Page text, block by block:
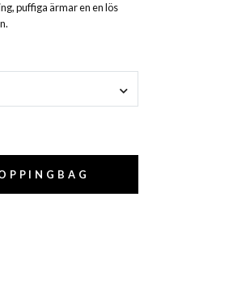
puffiga ärmar en en lös